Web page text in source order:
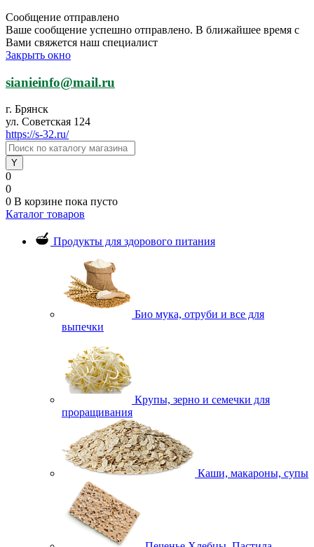
Сообщение отправлено
Ваше сообщение успешно отправлено. В ближайшее время с
Вами свяжется наш специалист
Закрыть окно
sianieinfo@mail.ru
г. Брянск
ул. Советская 124
https://s-32.ru/
0
0
0 В корзине пока пусто
Каталог товаров
Продукты для здорового питания
Био мука, отруби и все для
выпечки
Крупы, зерно и семечки для
проращивания
Каши, макароны, супы